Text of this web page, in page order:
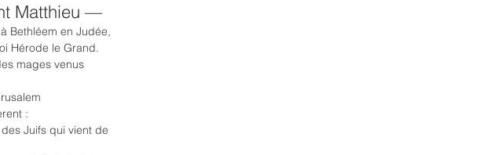
Matthieu —
Bethléem en Judée,
Hérode le Grand.
mages venus
:
des Juifs qui vient de